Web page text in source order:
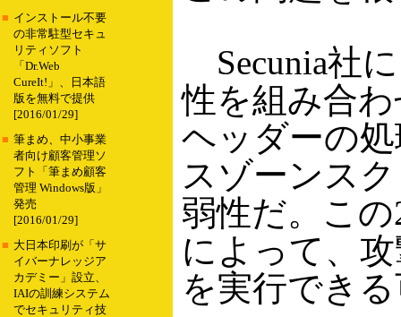
■ インストール不要
の非常駐型セキュ
リティソフト
「Dr.Web
CureIt!」、日本語
版を無料で提供
[2016/01/29]
■ 筆まめ、中小事業
者向け顧客管理ソ
フト「筆まめ顧客
管理 Windows版」
発売
[2016/01/29]
■ 大日本印刷が「サ
イバーナレッジア
カデミー」設立、
IAIの訓練システム
でセキュリティ技
Secunia社
性を組み合
ヘッダーの
スゾーンス
弱性だ。こ
によって、
を実行でき